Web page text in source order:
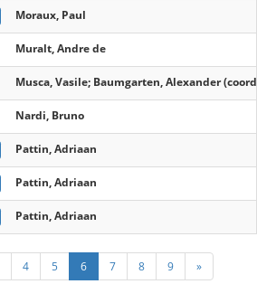
Moraux, Paul
Muralt, Andre de
Musca, Vasile; Baumgarten, Alexander
Nardi, Bruno
Pattin, Adriaan
Pattin, Adriaan
Pattin, Adriaan
4 5 6 7 8 9 »